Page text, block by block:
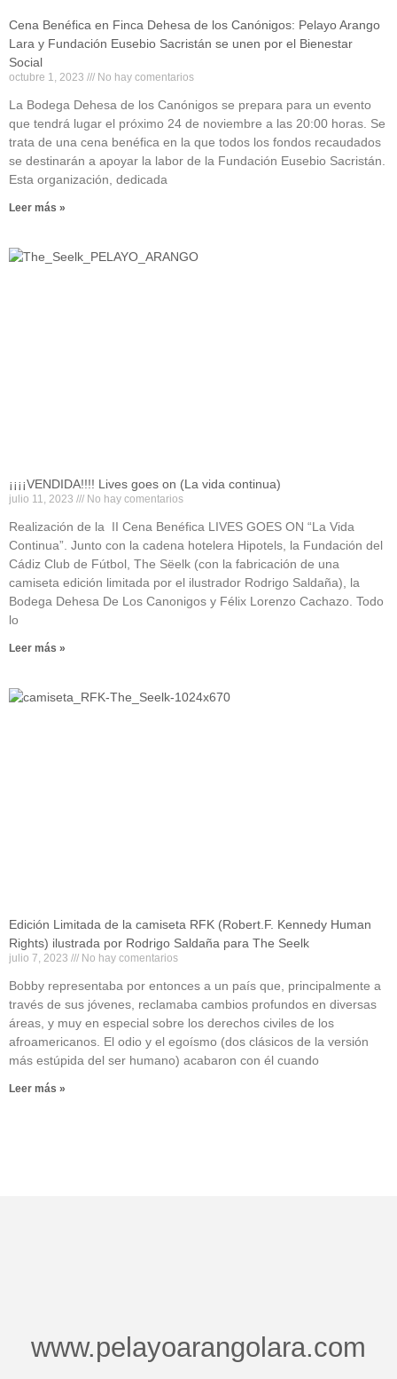
Cena Benéfica en Finca Dehesa de los Canónigos: Pelayo Arango
Lara y Fundación Eusebio Sacristán se unen por el Bienestar
Social
octubre 1, 2023 No hay comentarios
La Bodega Dehesa de los Canónigos se prepara para un evento
que tendrá lugar el próximo 24 de noviembre a las 20:00 horas. Se
trata de una cena benéfica en la que todos los fondos recaudados
se destinarán a apoyar la labor de la Fundación Eusebio Sacristán.
Esta organización, dedicada
Leer más »
¡¡¡¡VENDIDA!!!! Lives goes on (La vida continua)
julio 11, 2023 No hay comentarios
Realización de la II Cena Benéfica LIVES GOES ON “La Vida
Continua”. Junto con la cadena hotelera Hipotels, la Fundación del
Cádiz Club de Fútbol, The Sëelk (con la fabricación de una
camiseta edición limitada por el ilustrador Rodrigo Saldaña), la
Bodega Dehesa De Los Canonigos y Félix Lorenzo Cachazo. Todo
lo
Leer más »
Edición Limitada de la camiseta RFK (Robert.F. Kennedy Human
Rights) ilustrada por Rodrigo Saldaña para The Seelk
julio 7, 2023 No hay comentarios
Bobby representaba por entonces a un país que, principalmente a
través de sus jóvenes, reclamaba cambios profundos en diversas
áreas, y muy en especial sobre los derechos civiles de los
afroamericanos. El odio y el egoísmo (dos clásicos de la versión
más estúpida del ser humano) acabaron con él cuando
Leer más »
www.pelayoarangolara.com